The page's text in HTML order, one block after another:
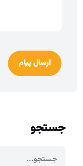
ارسال پیام
جستجو